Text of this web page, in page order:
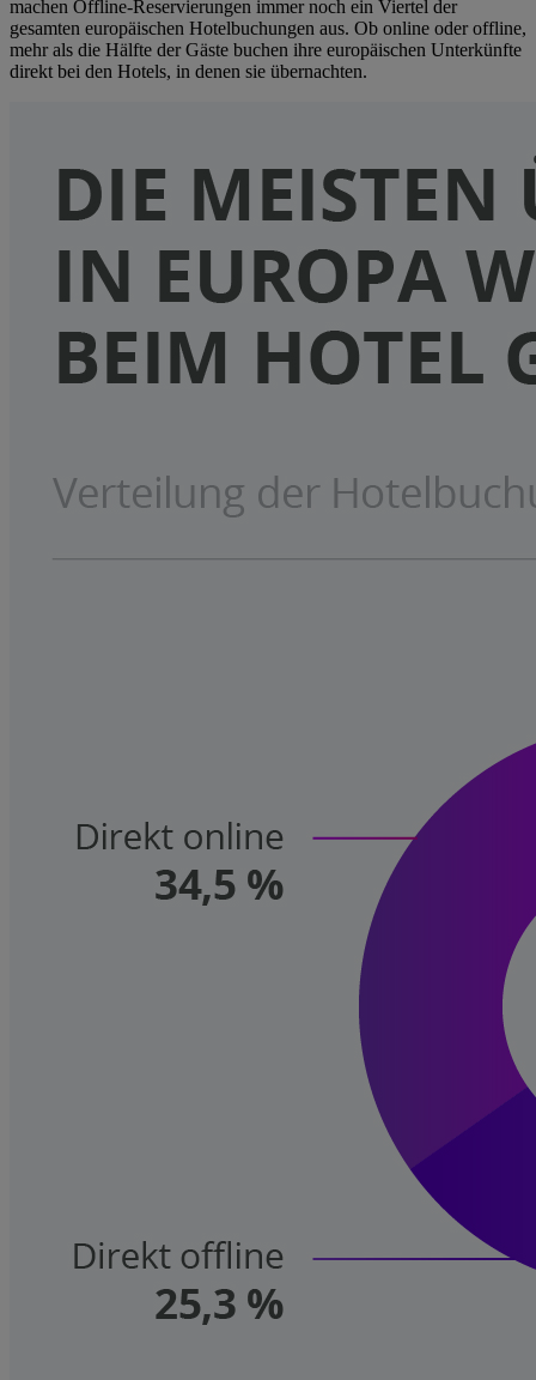
machen Offline-Reservierungen immer noch ein Viertel der
gesamten europäischen Hotelbuchungen aus. Ob online oder offline,
mehr als die Hälfte der Gäste buchen ihre europäischen Unterkünfte
direkt bei den Hotels, in denen sie übernachten.